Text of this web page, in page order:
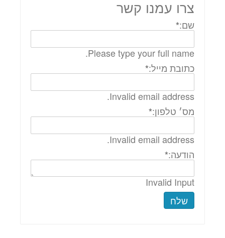
צרו עמנו קשר
שם:*
Please type your full name.
כתובת מייל:*
Invalid email address.
מס׳ טלפון:*
Invalid email address.
הודעה:*
Invalid Input
שלח